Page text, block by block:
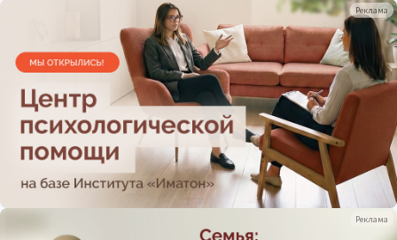
Реклама
Реклама